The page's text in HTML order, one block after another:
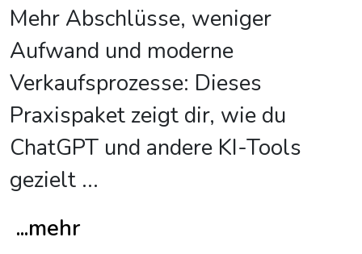
Mehr Abschlüsse, weniger
Aufwand und moderne
Verkaufsprozesse: Dieses
Praxispaket zeigt dir, wie du
ChatGPT und andere KI-Tools
gezielt ...
...mehr